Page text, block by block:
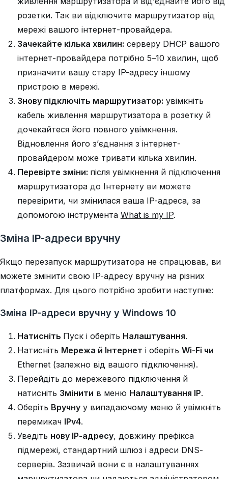
розетки. Так ви відключите маршрутизатор від
мережі вашого інтернет-провайдера.
Зачекайте кілька хвилин: серверу DHCP вашого
інтернет-провайдера потрібно 5–10 хвилин, щоб
призначити вашу стару IP-адресу іншому
пристрою в мережі.
Знову підключіть маршрутизатор: увімкніть
кабель живлення маршрутизатора в розетку й
дочекайтеся його повного увімкнення.
Відновлення його з’єднання з інтернет-
провайдером може тривати кілька хвилин.
Перевірте зміни: після увімкнення й підключення
маршрутизатора до Інтернету ви можете
перевірити, чи змінилася ваша IP-адреса, за
допомогою інструмента What is my IP.
Зміна IP-адреси вручну
Якщо перезапуск маршрутизатора не спрацював, ви
можете змінити свою IP-адресу вручну на різних
платформах. Для цього потрібно зробити наступне:
Зміна IP-адреси вручну у Windows 10
Натисніть Пуск і оберіть Налаштування.
Натисніть Мережа й Інтернет і оберіть Wi-Fi чи
Ethernet (залежно від вашого підключення).
Перейдіть до мережевого підключення й
натисніть Змінити в меню Налаштування IP.
Оберіть Вручнуу випадаючому меню й увімкніть
перемикач IPv4.
Уведіть нову IP-адресу, довжину префікса
підмережі, стандартний шлюз і адреси DNS-
серверів. Зазвичай вони є в налаштуваннях